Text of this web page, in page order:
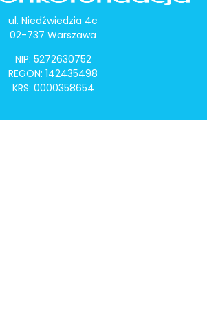
ul. Niedźwiedzia 4c
02-737 Warszawa
NIP: 5272630752
REGON: 142435498
KRS: 0000358654
Alivia Onkomapa